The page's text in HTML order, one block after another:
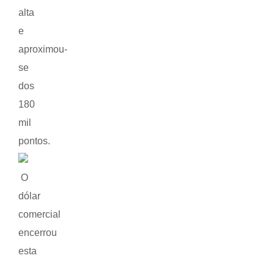
alta
e
aproximou-
se
dos
180
mil
pontos.
O
dólar
comercial
encerrou
esta